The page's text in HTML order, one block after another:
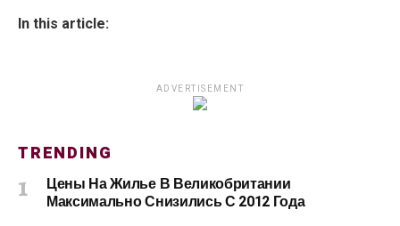
In this article:
ADVERTISEMENT
TRENDING
Цены На Жилье В Великобритании
Максимально Снизились С 2012 Года